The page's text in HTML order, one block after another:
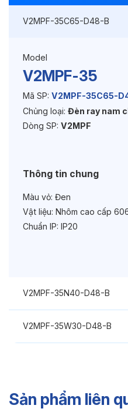
Kích thước
Độ bền & tùy chọn
Tuổi thọ:>30000h
Bảo hành:3 năm
V2MPF-35C65-D48-B
Model
V2MPF-35
Mã SP: V2MPF-35C65-
Chủng loại: Đèn ray nam
Dòng SP: V2MPF
Thông tin chung
Màu vỏ: Đen
Vật liệu: Nhôm cao cấp
Chuẩn IP: IP20
V2MPF-35N40-D48-B
V2MPF-35W30-D48-B
Sản phẩm liên